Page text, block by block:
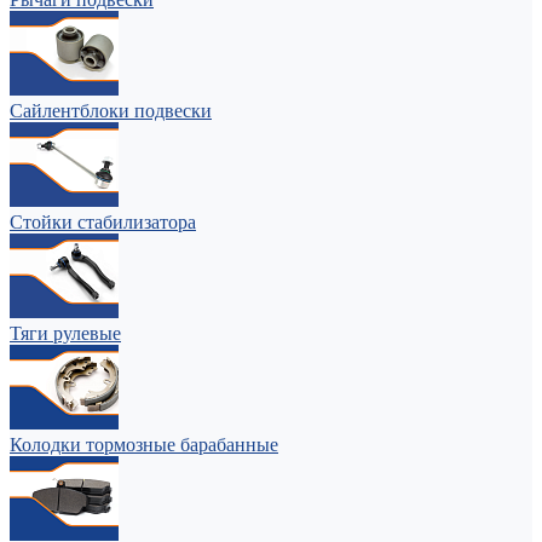
Сайлентблоки подвески
Стойки стабилизатора
Тяги рулевые
Колодки тормозные барабанные